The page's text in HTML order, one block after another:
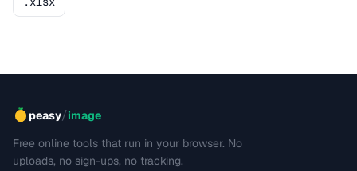
peasy/image
Free online tools that run in your browser. No
uploads, no sign-ups, no tracking.